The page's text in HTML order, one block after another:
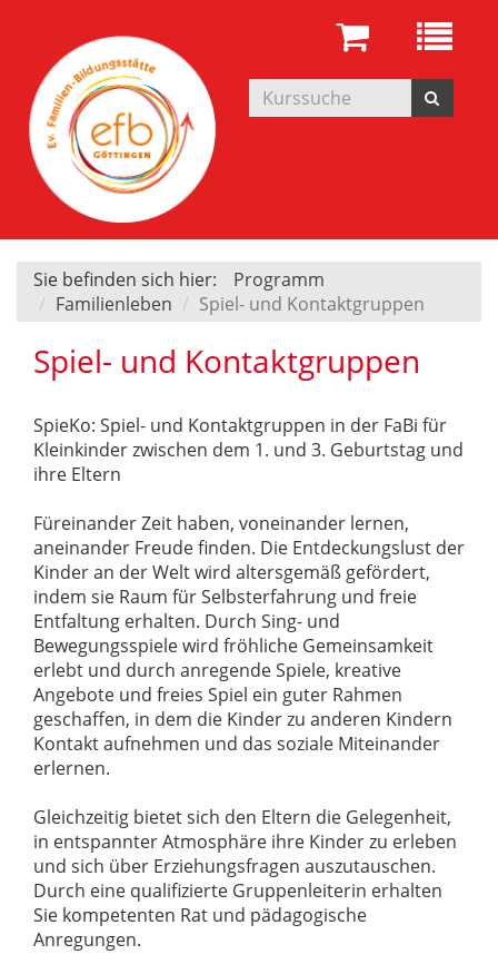
Sie befinden sich hier:
Programm
Familienleben
Spiel- und Kontaktgruppen
Spiel- und Kontaktgruppen
SpieKo: Spiel- und Kontaktgruppen in der FaBi für
Kleinkinder zwischen dem 1. und 3. Geburtstag und
ihre Eltern
Füreinander Zeit haben, voneinander lernen,
aneinander Freude finden. Die Entdeckungslust der
Kinder an der Welt wird altersgemäß gefördert,
indem sie Raum für Selbsterfahrung und freie
Entfaltung erhalten. Durch Sing- und
Bewegungsspiele wird fröhliche Gemeinsamkeit
erlebt und durch anregende Spiele, kreative
Angebote und freies Spiel ein guter Rahmen
geschaffen, in dem die Kinder zu anderen Kindern
Kontakt aufnehmen und das soziale Miteinander
erlernen.
Gleichzeitig bietet sich den Eltern die Gelegenheit,
in entspannter Atmosphäre ihre Kinder zu erleben
und sich über Erziehungsfragen auszutauschen.
Durch eine qualifizierte Gruppenleiterin erhalten
Sie kompetenten Rat und pädagogische
Anregungen.